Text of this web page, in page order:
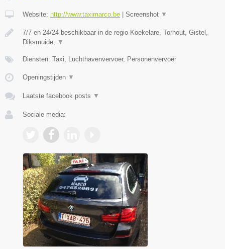
Website: http://www.taximarco.be Screenshot ▼
7/7 en 24/24 beschikbaar in de regio Koekelare, Torhout, Gistel,
Diksmuide,
▼
Diensten: Taxi, Luchthavenvervoer, Personenvervoer
Openingstijden ▼
Laatste facebook posts ▼
Sociale media: